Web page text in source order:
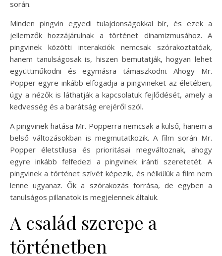
során.
Minden pingvin egyedi tulajdonságokkal bír, és ezek a
jellemzők hozzájárulnak a történet dinamizmusához. A
pingvinek közötti interakciók nemcsak szórakoztatóak,
hanem tanulságosak is, hiszen bemutatják, hogyan lehet
együttműködni és egymásra támaszkodni. Ahogy Mr.
Popper egyre inkább elfogadja a pingvineket az életében,
úgy a nézők is láthatják a kapcsolatuk fejlődését, amely a
kedvesség és a barátság erejéről szól.
A pingvinek hatása Mr. Popperra nemcsak a külső, hanem a
belső változásokban is megmutatkozik. A film során Mr.
Popper életstílusa és prioritásai megváltoznak, ahogy
egyre inkább felfedezi a pingvinek iránti szeretetét. A
pingvinek a történet szívét képezik, és nélkülük a film nem
lenne ugyanaz. Ők a szórakozás forrása, de egyben a
tanulságos pillanatok is megjelennek általuk.
A család szerepe a
történetben